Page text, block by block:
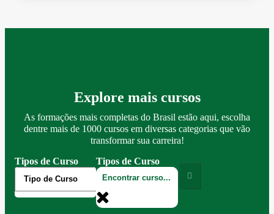
Explore mais cursos
As formações mais completas do Brasil estão aqui, escolha
dentre mais de 1000 cursos em diversas categorias que vão
transformar sua carreira!
Tipos de Curso
Tipos de Curso